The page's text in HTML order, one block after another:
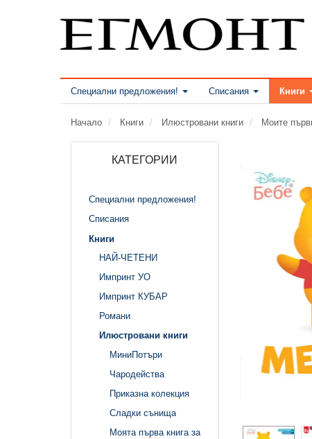
Специални предложения! Списания Книги
Начало Книги Илюстровани книги Моите
КАТЕГОРИИ
Специални предложения!
Списания
Книги
НАЙ-ЧЕТЕНИ
Импринт УО
Импринт КУБАР
Романи
Илюстровани книги
МиниПотъри
Чародейства
Приказна колекция
Сладки сънища
Моята първа книга за